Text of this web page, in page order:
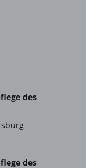
über
zu
des
des